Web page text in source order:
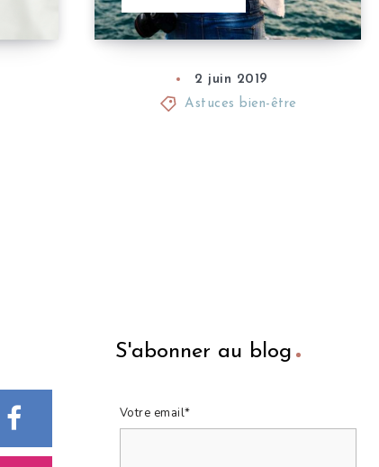
2 juin 2019
Astuces bien-être
S'abonner au blog
Votre email*